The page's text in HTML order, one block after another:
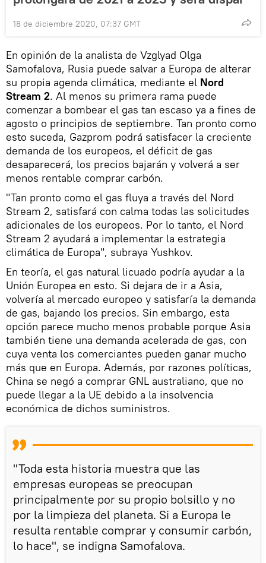
18 de diciembre 2020, 07:37 GMT
En opinión de la analista de Vzglyad Olga
Samofalova, Rusia puede salvar a Europa de alterar
su propia agenda climática, mediante el Nord
Stream 2. Al menos su primera rama puede
comenzar a bombear el gas tan escaso ya a fines de
agosto o principios de septiembre. Tan pronto como
esto suceda, Gazprom podrá satisfacer la creciente
demanda de los europeos, el déficit de gas
desaparecerá, los precios bajarán y volverá a ser
menos rentable comprar carbón.
"Tan pronto como el gas fluya a través del Nord
Stream 2, satisfará con calma todas las solicitudes
adicionales de los europeos. Por lo tanto, el Nord
Stream 2 ayudará a implementar la estrategia
climática de Europa", subraya Yushkov.
En teoría, el gas natural licuado podría ayudar a la
Unión Europea en esto. Si dejara de ir a Asia,
volvería al mercado europeo y satisfaría la demanda
de gas, bajando los precios. Sin embargo, esta
opción parece mucho menos probable porque Asia
también tiene una demanda acelerada de gas, con
cuya venta los comerciantes pueden ganar mucho
más que en Europa. Además, por razones políticas,
China se negó a comprar GNL australiano, que no
puede llegar a la UE debido a la insolvencia
económica de dichos suministros.
"Toda esta historia muestra que las
empresas europeas se preocupan
principalmente por su propio bolsillo y no
por la limpieza del planeta. Si a Europa le
resulta rentable comprar y consumir carbón,
lo hace", se indigna Samofalova.